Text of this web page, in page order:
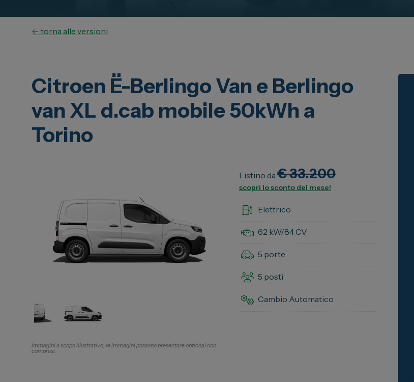
Promozioni
← torna alle versioni
Citroen Ë-Berlingo Van e Berlingo
van XL d.cab mobile 50kWh a
Torino
Immagini a scopo illustrativo; le immagini possono presentare optional non
compresi.
Listino da €33.200
scopri lo sconto del mese!
Elettrico
62 kW/84 CV
5 porte
5 posti
Cambio Automatico